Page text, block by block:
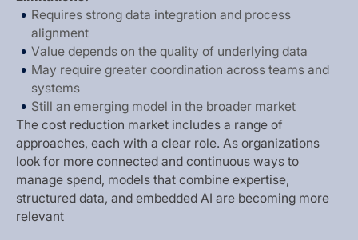
Requires strong data integration and process
alignment
Value depends on the quality of underlying data
May require greater coordination across teams and
systems
Still an emerging model in the broader market
The cost reduction market includes a range of
approaches, each with a clear role. As organizations
look for more connected and continuous ways to
manage spend, models that combine expertise,
structured data, and embedded AI are becoming more
relevant